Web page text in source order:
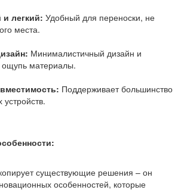
легкий: Удобный для переноски, не
места.
Минималистичный дизайн и
материалы.
Поддерживает большинство
существующие решения – он
особенностей, которые